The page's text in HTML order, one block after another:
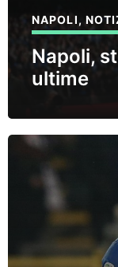
NAPOLI,
Napoli,
ultime